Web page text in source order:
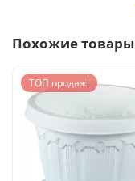
Похожие товары
ТОП продаж!